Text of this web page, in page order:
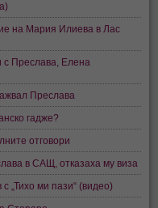
на Мария Илиева в Лас
с Преслава, Елена
Преслава
гадже?
отговори
в САЩ, отказаха му виза
„Тихо ми пази“ (видео)